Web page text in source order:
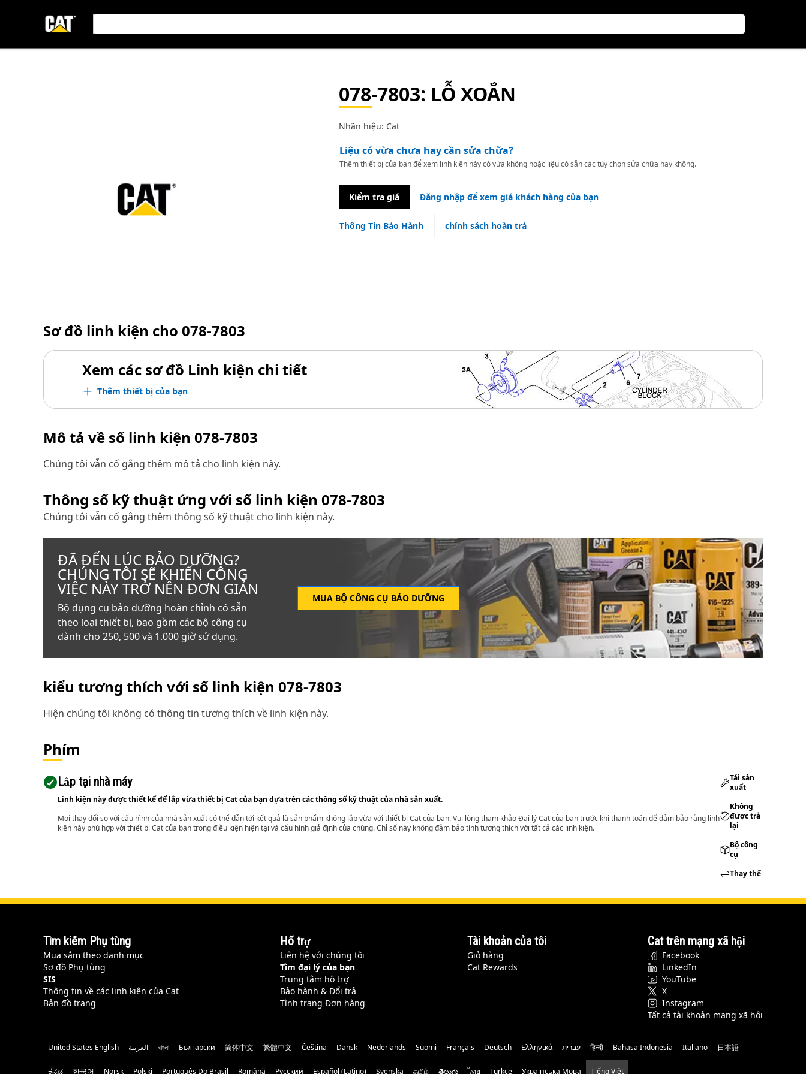
078-7803: LỖ XOẮN
Nhãn hiệu: Cat
Liệu có vừa chưa hay cần sửa chữa?
Thêm thiết bị của bạn để xem linh kiện này có vừa không hoặc liệu có sẵn các tùy chọn sửa chữa hay không.
Kiểm tra giá Đăng nhập để xem giá khách hàng của bạn
Thông Tin Bảo Hành chính sách hoàn trả
Sơ đồ linh kiện cho 078-7803
Xem các sơ đồ Linh kiện chi tiết
Thêm thiết bị của bạn
Mô tả về số linh kiện 078-7803
Chúng tôi vẫn cố gắng thêm mô tả cho linh kiện này.
Thông số kỹ thuật ứng với số linh kiện 078-7803
Chúng tôi vẫn cố gắng thêm thông số kỹ thuật cho linh kiện này.
ĐÃ ĐẾN LÚC BẢO DƯỠNG?
CHÚNG TÔI SẼ KHIẾN CÔNG
VIỆC NÀY TRỞ NÊN ĐƠN GIẢN
Bộ dụng cụ bảo dưỡng hoàn chỉnh có sẵn
theo loại thiết bị, bao gồm các bộ công cụ
dành cho 250, 500 và 1.000 giờ sử dụng.
MUA BỘ CÔNG CỤ BẢO DƯỠNG
kiểu tương thích với số linh kiện 078-7803
Hiện chúng tôi không có thông tin tương thích về linh kiện này.
Phím
Lắp tại nhà máy
Linh kiện này được thiết kế để lắp vừa thiết bị Cat của bạn dựa trên các thông số kỹ thuật của nhà sản xuất.
Mọi thay đổi so với cấu hình của nhà sản xuất có thể dẫn tới kết quả là sản phẩm không lắp vừa với thiết bị Cat của bạn. Vui lòng tham khảo Đại lý Cat của bạn trước khi thanh toán để đảm bảo rằng linh
kiện này phù hợp với thiết bị Cat của bạn trong điều kiện hiện tại và cấu hình giả định của chúng. Chỉ số này không đảm bảo tính tương thích với tất cả các linh kiện.
Tái sản
xuất
Không
được trả
lại
Bộ công
cụ
Thay thế
Tìm kiếm Phụ tùng
Mua sắm theo danh mục
Sơ đồ Phụ tùng
SIS
Thông tin về các linh kiện của Cat
Bản đồ trang
Hỗ trợ
Liên hệ với chúng tôi
Tìm đại lý của bạn
Trung tâm hỗ trợ
Bảo hành & Đổi trả
Tình trạng Đơn hàng
Tài khoản của tôi
Giỏ hàng
Cat Rewards
Cat trên mạng xã hội
Facebook
LinkedIn
YouTube
X
Instagram
Tất cả tài khoản mạng xã hội
United States English العربية বাংলা Български 简体中文 繁體中文 Čeština Dansk Nederlands Suomi Français Deutsch Ελληνικά עברית हिन्दी Bahasa Indonesia Italiano 日本語
ಕನ್ನಡ 한국어 Norsk Polski Português Do Brasil Română Русский Español (Latino) Svenska தமிழ் తెలుగు ไทย Türkçe Українська Мова Tiếng Việt